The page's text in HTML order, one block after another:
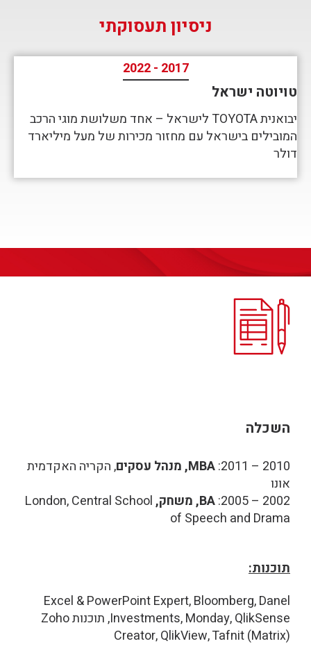
ניסיון תעסוקתי
2017 - 2022
טויוטה ישראל
יבואנית TOYOTA לישראל – אחד משלושת מוגי הרכב
המובילים בישראל עם מחזור מכירות של מעל מיליארד
דולר
השכלה
2010 – 2011: MBA, מנהל עסקים
, הקריה האקדמית
אונו
2002 – 2005:
BA, משחק,
London, Central School
of Speech and Drama
תוכנות:
Excel & PowerPoint Expert, Bloomberg, Danel
Investments, Monday, QlikSense, תוכנות Zoho
Creator, QlikView, Tafnit (Matrix)